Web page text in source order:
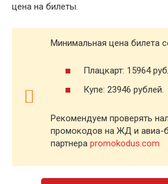
цена на билеты.
Минимальная цена билета
Плацкарт: 15964
Купе: 23946 рублей.
Рекомендуем проверять
промокодов на ЖД и авиа-
партнера promokodus.com